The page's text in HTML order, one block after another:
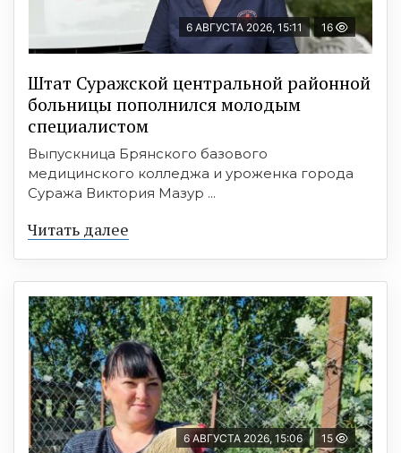
6 АВГУСТА 2026, 15:11 16
Штат Суражской центральной районной
больницы пополнился молодым
специалистом
Выпускница Брянского базового
медицинского колледжа и уроженка города
Суража Виктория Мазур ...
Читать далее
6 АВГУСТА 2026, 15:06 15